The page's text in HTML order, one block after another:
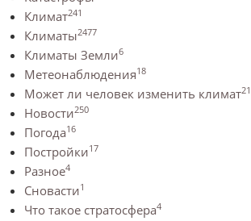
Климат241
Климаты2477
Климаты Земли6
Метеонаблюдения18
Может ли человек изменить климат21
Новости250
Погода16
Постройки17
Разное4
Сновасти1
Что такое стратосфера4